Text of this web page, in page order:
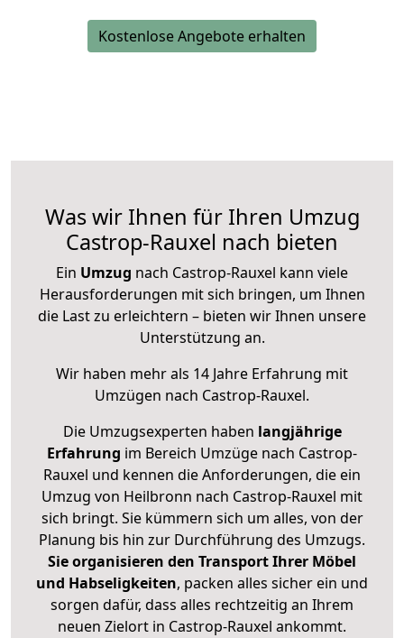
Kostenlose Angebote erhalten
Was wir Ihnen für Ihren Umzug
Castrop-Rauxel nach bieten
Ein Umzug nach Castrop-Rauxel kann viele
Herausforderungen mit sich bringen, um Ihnen
die Last zu erleichtern – bieten wir Ihnen unsere
Unterstützung an.
Wir haben mehr als 14 Jahre Erfahrung mit
Umzügen nach Castrop-Rauxel.
Die Umzugsexperten haben langjährige
Erfahrung im Bereich Umzüge nach Castrop-
Rauxel und kennen die Anforderungen, die ein
Umzug von Heilbronn nach Castrop-Rauxel mit
sich bringt. Sie kümmern sich um alles, von der
Planung bis hin zur Durchführung des Umzugs.
Sie organisieren den Transport Ihrer Möbel
und Habseligkeiten, packen alles sicher ein und
sorgen dafür, dass alles rechtzeitig an Ihrem
neuen Zielort in Castrop-Rauxel ankommt.